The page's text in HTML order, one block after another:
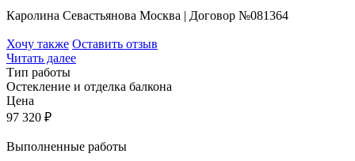
Каролина Севастьянова Москва | Договор №081364
Хочу также Оставить отзыв
Читать далее
Тип работы
Остекление и отделка балкона
Цена
97 320 ₽
Выполненные работы